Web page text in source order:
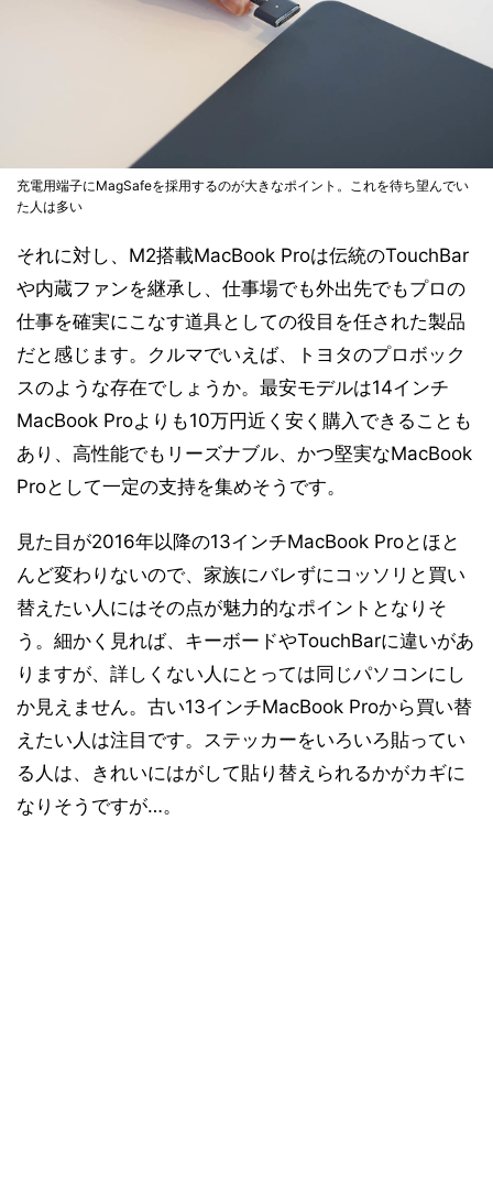
充電用端子にMagSafeを採用するのが大きなポイント。これを待ち望んでい
た人は多い
それに対し、M2搭載MacBook Proは伝統のTouchBar
や内蔵ファンを継承し、仕事場でも外出先でもプロの
仕事を確実にこなす道具としての役目を任された製品
だと感じます。クルマでいえば、トヨタのプロボック
スのような存在でしょうか。最安モデルは14インチ
MacBook Proよりも10万円近く安く購入できることも
あり、高性能でもリーズナブル、かつ堅実なMacBook
Proとして一定の支持を集めそうです。
見た目が2016年以降の13インチMacBook Proとほと
んど変わりないので、家族にバレずにコッソリと買い
替えたい人にはその点が魅力的なポイントとなりそ
う。細かく見れば、キーボードやTouchBarに違いがあ
りますが、詳しくない人にとっては同じパソコンにし
か見えません。古い13インチMacBook Proから買い替
えたい人は注目です。ステッカーをいろいろ貼ってい
る人は、きれいにはがして貼り替えられるかがカギに
なりそうですが…。